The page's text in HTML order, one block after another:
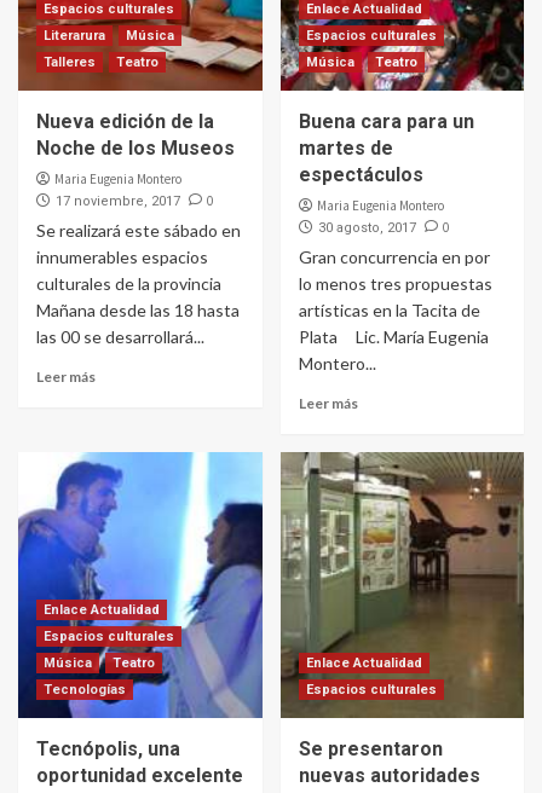
Espacios culturales
Literarura
Música
Talleres
Teatro
Nueva edición de la
Noche de los Museos
Maria Eugenia Montero
17 noviembre, 2017 0
Se realizará este sábado en
innumerables espacios
culturales de la provincia
Mañana desde las 18 hasta
las 00 se desarrollará...
Leer más
Enlace Actualidad
Espacios culturales
Música
Teatro
Buena cara para un
martes de
espectáculos
Maria Eugenia Montero
30 agosto, 2017 0
Gran concurrencia en por
lo menos tres propuestas
artísticas en la Tacita de
Plata Lic. María Eugenia
Montero...
Leer más
Enlace Actualidad
Espacios culturales
Música
Teatro
Tecnologías
Tecnópolis, una
oportunidad excelente
Enlace Actualidad
Espacios culturales
Se presentaron
nuevas autoridades